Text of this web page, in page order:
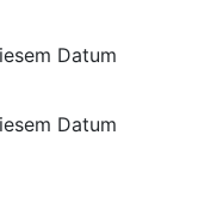
Datum
Datum